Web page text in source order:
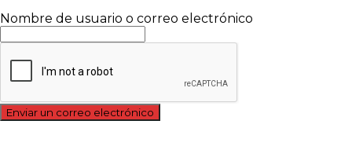
Nombre de usuario o correo electrónico
Enviar un correo electrónico